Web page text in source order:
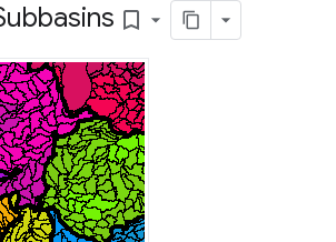
bookmark_border